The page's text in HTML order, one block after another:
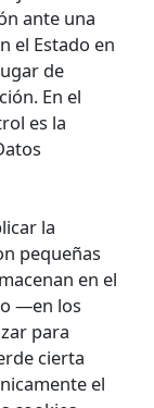
ante una
el Estado en
de
En el
es la
la
pequeñas
en el
—en los
para
cierta
el